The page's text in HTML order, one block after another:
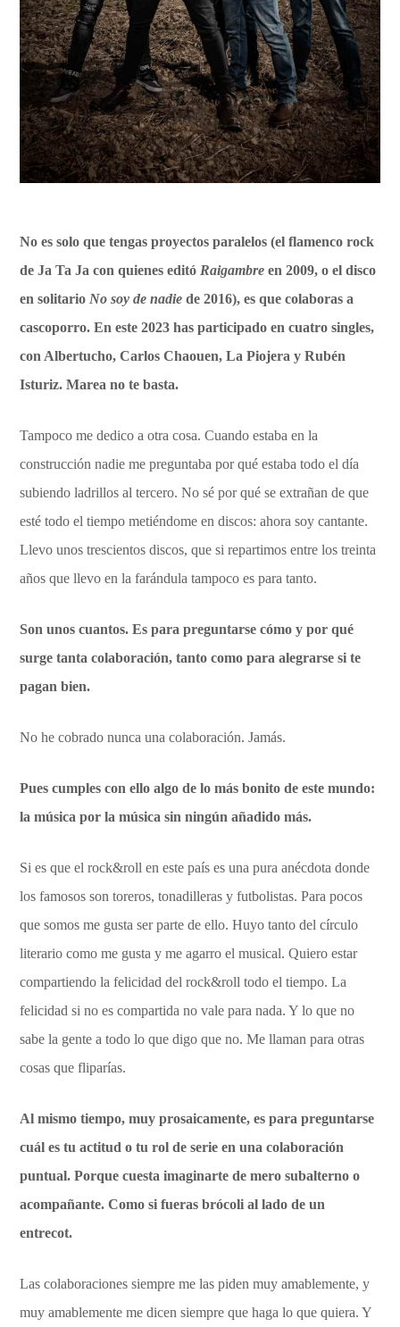
No es solo que tengas proyectos paralelos (el flamenco rock
de Ja Ta Ja con quienes editó Raigambre en 2009, o el disco
en solitario No soy de nadie de 2016), es que colaboras a
cascoporro. En este 2023 has participado en cuatro singles,
con Albertucho, Carlos Chaouen, La Piojera y Rubén
Isturiz. Marea no te basta.
Tampoco me dedico a otra cosa. Cuando estaba en la
construcción nadie me preguntaba por qué estaba todo el día
subiendo ladrillos al tercero. No sé por qué se extrañan de que
esté todo el tiempo metiéndome en discos: ahora soy cantante.
Llevo unos trescientos discos, que si repartimos entre los treinta
años que llevo en la farándula tampoco es para tanto.
Son unos cuantos. Es para preguntarse cómo y por qué
surge tanta colaboración, tanto como para alegrarse si te
pagan bien.
No he cobrado nunca una colaboración. Jamás.
Pues cumples con ello algo de lo más bonito de este mundo:
la música por la música sin ningún añadido más.
Si es que el rock&roll en este país es una pura anécdota donde
los famosos son toreros, tonadilleras y futbolistas. Para pocos
que somos me gusta ser parte de ello. Huyo tanto del círculo
literario como me gusta y me agarro el musical. Quiero estar
compartiendo la felicidad del rock&roll todo el tiempo. La
felicidad si no es compartida no vale para nada. Y lo que no
sabe la gente a todo lo que digo que no. Me llaman para otras
cosas que fliparías.
Al mismo tiempo, muy prosaicamente, es para preguntarse
cuál es tu actitud o tu rol de serie en una colaboración
puntual. Porque cuesta imaginarte de mero subalterno o
acompañante. Como si fueras brócoli al lado de un
entrecot.
Las colaboraciones siempre me las piden muy amablemente, y
muy amablemente me dicen siempre que haga lo que quiera. Y